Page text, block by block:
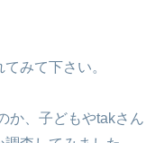
みて下さい。
か、子どもやtakさん